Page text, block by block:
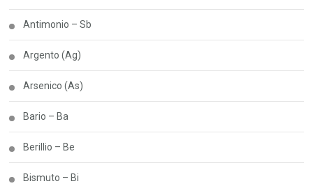
Antimonio – Sb
Argento (Ag)
Arsenico (As)
Bario – Ba
Berillio – Be
Bismuto – Bi